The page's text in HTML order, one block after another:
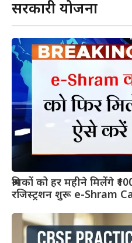
अंतर
जानिए!
सरकारी योजना
श्रमिकों को हर महीने मिलेंगे
रजिस्ट्रशन शुरू e-Shram